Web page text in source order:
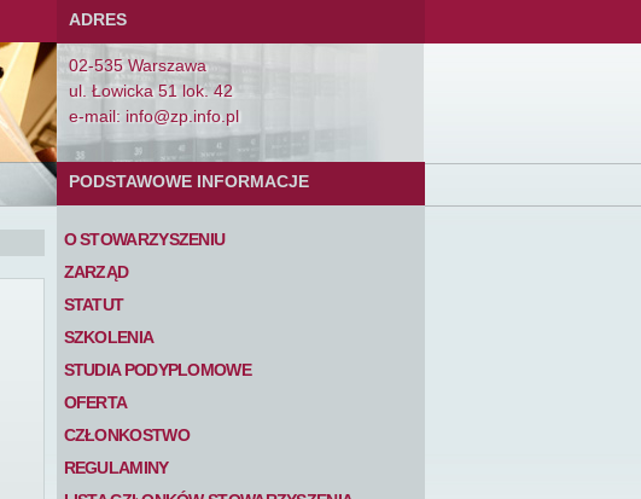
ADRES
02-535 Warszawa
ul. Łowicka 51 lok. 42
e-mail: info@zp.info.pl
PODSTAWOWE INFORMACJE
O STOWARZYSZENIU
ZARZĄD
STATUT
SZKOLENIA
STUDIA PODYPLOMOWE
OFERTA
CZŁONKOSTWO
REGULAMINY